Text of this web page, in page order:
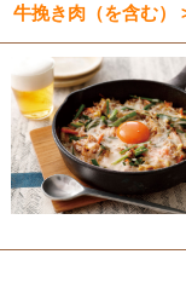
牛挽き肉（を含む